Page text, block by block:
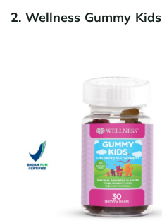
2. Wellness Gummy Kids